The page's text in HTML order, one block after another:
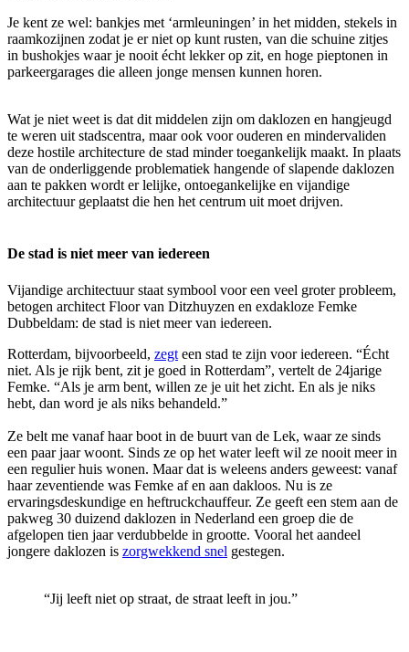
Je kent ze wel: bankjes met ‘armleuningen’ in het midden, stekels in
raamkozijnen zodat je er niet op kunt rusten, van die schuine zitjes
in bushokjes waar je nooit écht lekker op zit, en hoge pieptonen in
parkeergarages die alleen jonge mensen kunnen horen.
Wat je niet weet is dat dit middelen zijn om daklozen en hangjeugd
te weren uit stadscentra, maar ook voor ouderen en mindervaliden
deze hostile architecture de stad minder toegankelijk maakt. In plaats
van de onderliggende problematiek hangende of slapende daklozen
aan te pakken wordt er lelijke, ontoegankelijke en vijandige
architectuur geplaatst die hen het centrum uit moet drijven.
De stad is niet meer van iedereen
Vijandige architectuur staat symbool voor een veel groter probleem,
betogen architect Floor van Ditzhuyzen en exdakloze Femke
Dubbeldam: de stad is niet meer van iedereen.
Rotterdam, bijvoorbeeld, zegt een stad te zijn voor iedereen. “Écht
niet. Als je rijk bent, zit je goed in Rotterdam”, vertelt de 24jarige
Femke. “Als je arm bent, willen ze je uit het zicht. En als je niks
hebt, dan word je als niks behandeld.”
Ze belt me vanaf haar boot in de buurt van de Lek, waar ze sinds
een paar jaar woont. Sinds ze op het water leeft wil ze nooit meer in
een regulier huis wonen. Maar dat is weleens anders geweest: vanaf
haar zeventiende was Femke af en aan dakloos. Nu is ze
ervaringsdeskundige en heftruckchauffeur. Ze geeft een stem aan de
pakweg 30 duizend daklozen in Nederland een groep die de
afgelopen tien jaar verdubbelde in grootte. Vooral het aandeel
jongere daklozen is zorgwekkend snel gestegen.
“Jij leeft niet op straat, de straat leeft in jou.”